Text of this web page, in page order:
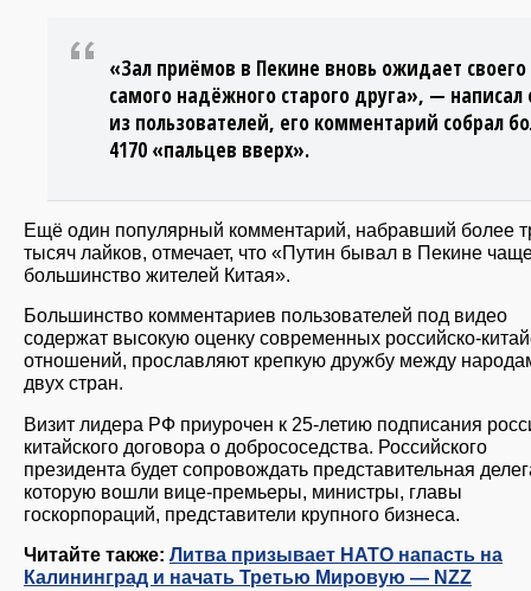
«Зал приёмов в Пекине вновь ожидает своего
самого надёжного старого друга», —
из пользователей, его комментарий собрал
4170 «пальцев вверх».
Ещё один популярный комментарий, набравший более
тысяч лайков, отмечает, что «Путин бывал в Пекине
большинство жителей Китая».
Большинство комментариев пользователей под видео
содержат высокую оценку современных российско-
отношений, прославляют крепкую дружбу между
двух стран.
Визит лидера РФ приурочен к 25-летию подписания
китайского договора о добрососедства. Российского
президента будет сопровождать представительная
которую вошли вице-премьеры, министры, главы
госкорпораций, представители крупного бизнеса.
Читайте также: Литва призывает НАТО напасть на
Калининград и начать Третью Мировую — NZZ